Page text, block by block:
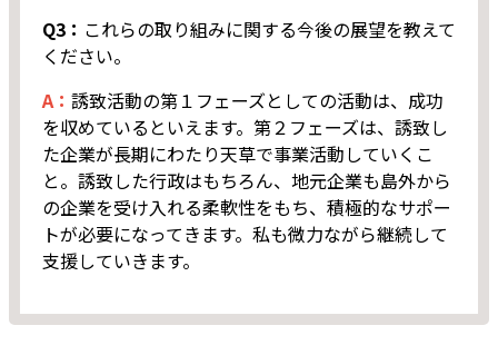
Q3： これらの取り組みに関する今後の展望を教えて
ください。
A： 誘致活動の第１フェーズとしての活動は、成功
を収めているといえます。第２フェーズは、誘致し
た企業が長期にわたり天草で事業活動していくこ
と。誘致した行政はもちろん、地元企業も島外から
の企業を受け入れる柔軟性をもち、積極的なサポー
トが必要になってきます。私も微力ながら継続して
支援していきます。